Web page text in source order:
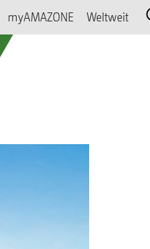
myAMAZONE Weltweit